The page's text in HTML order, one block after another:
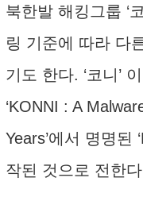
북한발 해킹그룹 ‘
링 기준에 따라 다
기도 한다. ‘코니’
‘KONNI : A
Years’에서 명명된
작된 것으로 전한